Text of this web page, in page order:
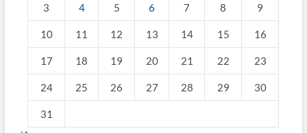
3 4 5 6 7 8 9
10 11 12 13 14 15 16
17 18 19 20 21 22 23
24 25 26 27 28 29 30
31